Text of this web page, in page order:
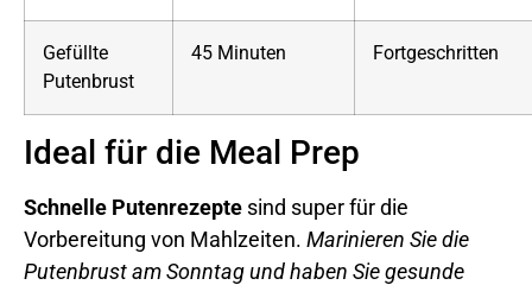
Gefüllte
Putenbrust
45 Minuten Fortgeschritten
Ideal für die Meal Prep
Schnelle Putenrezepte sind super für die
Vorbereitung von Mahlzeiten. Marinieren Sie die
Putenbrust am Sonntag und haben Sie gesunde